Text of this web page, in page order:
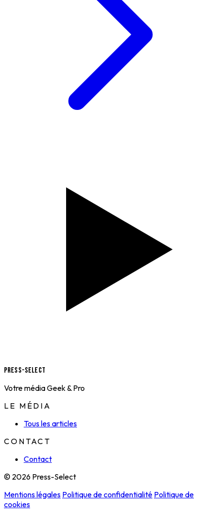
Press-Select
Votre média Geek & Pro
LE MÉDIA
Tous les articles
CONTACT
Contact
© 2026 Press-Select
Mentions légales Politique de confidentialité Politique de
cookies